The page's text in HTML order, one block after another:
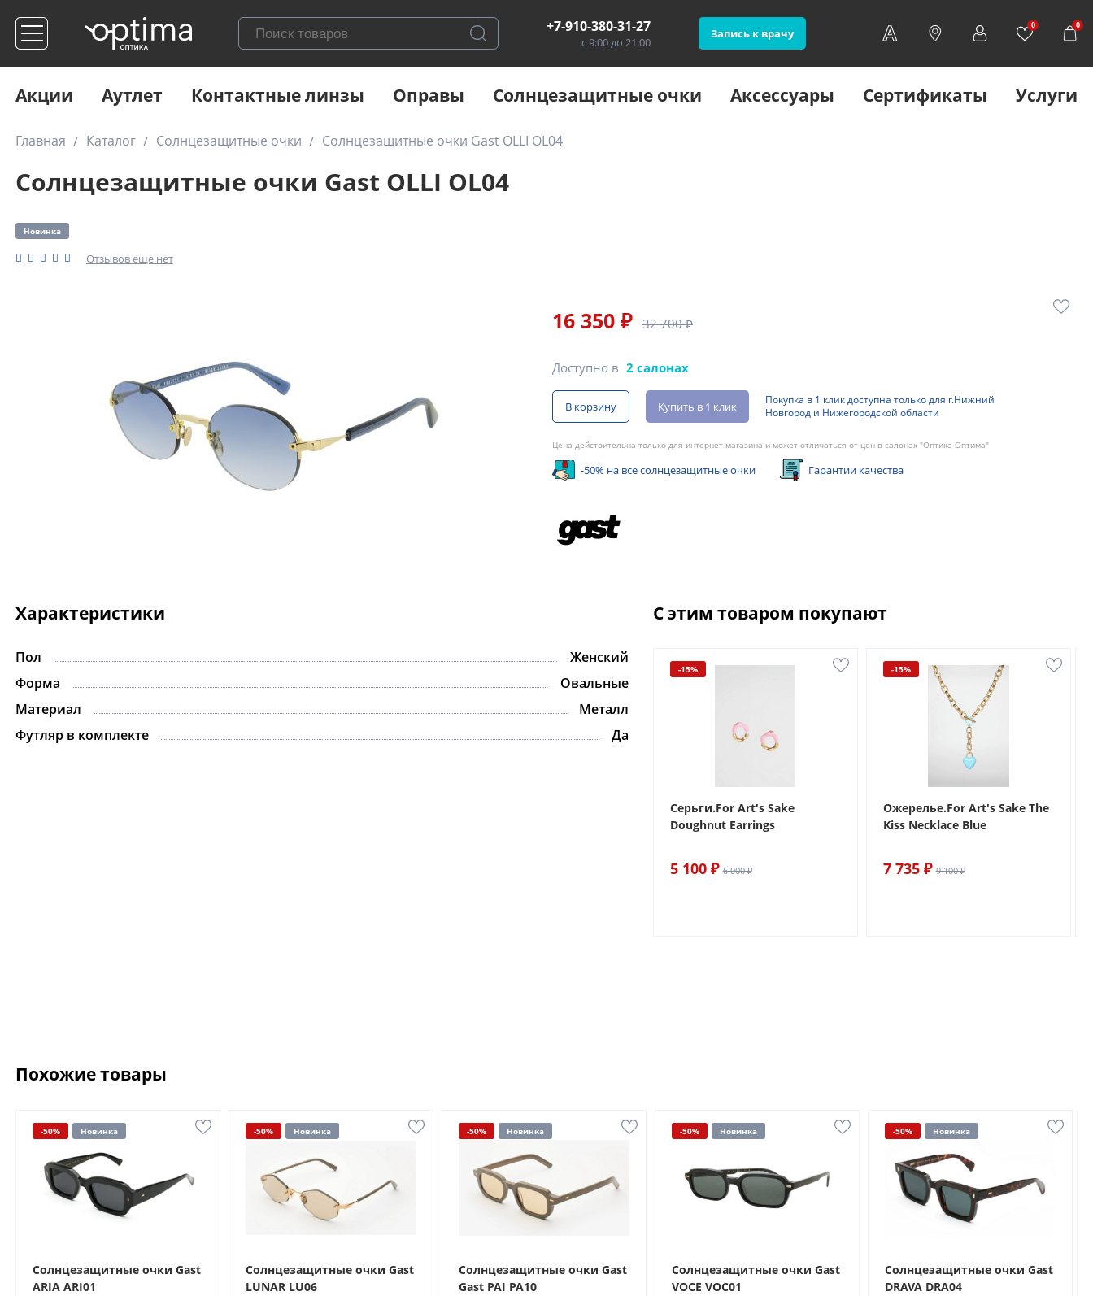
+7-910-380-31-27
с 9:00 до 21:00
Запись к врачу
0 0
Акции Аутлет Контактные линзы Оправы Солнцезащитные очки Аксессуары Сертификаты Услуги
Главная Каталог Солнцезащитные очки Солнцезащитные очки Gast OLLI OL04
Солнцезащитные очки Gast OLLI OL04
Новинка
Отзывов еще нет
16 350 ₽ 32 700 ₽
Доступно в 2 салонах
В корзину Купить в 1 клик
Покупка в 1 клик доступна только для г.Нижний
Новгород и Нижегородской области
Цена действительна только для интернет-магазина и может отличаться от цен в салонах "Оптика Оптима"
-50% на все солнцезащитные очки Гарантии качества
Характеристики
Пол
Женский
Форма
Овальные
Материал
Металл
Футляр в комплекте
Да
С этим товаром покупают
-15%
Серьги.For Art's Sake
Doughnut Earrings
5 100 ₽ 6 000 ₽
-15%
Ожерелье.For Art's Sake The
Kiss Necklace Blue
7 735 ₽ 9 100 ₽
Похожие товары
-50% Новинка
Солнцезащитные очки Gast
ARIA ARI01
-50% Новинка
Солнцезащитные очки Gast
LUNAR LU06
-50% Новинка
Солнцезащитные очки Gast
Gast PAI PA10
-50% Новинка
Солнцезащитные очки Gast
VOCE VOC01
-50% Новинка
Солнцезащитные очки Gast
DRAVA DRA04